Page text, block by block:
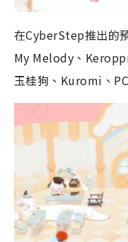
在CyberStep推出的
My Melody 、
玉桂狗、 Kuromi 、